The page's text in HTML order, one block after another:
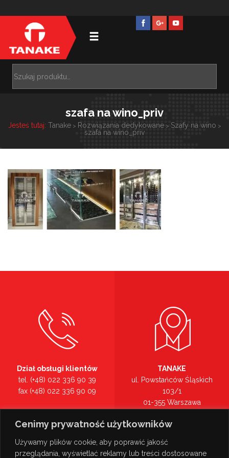
Cenimy prywatność użytkowników
Używamy plików cookie, aby poprawić jakość
przeglądania, wyświetlać reklamy lub treści dostosowane
szafa na wino_priv
Jesteś tutaj: Tanake> Rozwiązania dedykowane> Szafy na wino >
szafa na wino_priv
Dział obsługi klientów
tel. (+48) 022 336 90 39
fax (+48) 022 336 90 09
tel. (+48) 022 336 90 00
TANAKE
ul. Powstańców Śląskich
103/1
01-355 Warszawa
Zobacz na mapie >